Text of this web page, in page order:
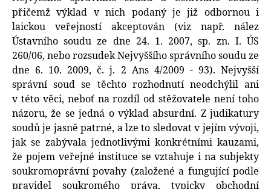
přičemž výklad v nich podaný je již odbornou i
laickou veřejností akceptován (viz např. nález
Ústavního soudu ze dne 24. 1. 2007, sp. zn. I. ÚS
260/06, nebo rozsudek Nejvyššího správního soudu ze
dne 6. 10. 2009, č. j. 2 Ans 4/2009 - 93). Nejvyšší
správní soud se těchto rozhodnutí neodchýlil ani
v této věci, neboť na rozdíl od stěžovatele není toho
názoru, že se jedná o výklad absurdní. Z judikatury
soudů je jasně patrné, a lze to sledovat v jejím vývoji,
jak se zabývala jednotlivými konkrétními kauzami,
že pojem veřejné instituce se vztahuje i na subjekty
soukromoprávní povahy (založené a fungující podle
pravidel soukromého práva, typicky obchodní